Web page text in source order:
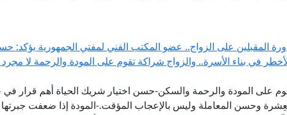
المقبلين على الزواج.. عضو المكتب الفني لمفتي الجمهورية يؤكد:
في بناء الأسرة.. والزواج شراكة تقوم على المودة والرحمة لا
على المودة والرحمة والسكن-حسن اختيار شريك الحياة أهم قرار في
وحسن المعاملة وليس بالإعجاب المؤقت.-المودة إذا ضعفت